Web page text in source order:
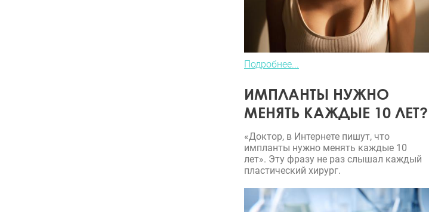
Подробнее...
ИМПЛАНТЫ НУЖНО
МЕНЯТЬ КАЖДЫЕ 10 ЛЕТ?
«Доктор, в Интернете пишут, что
импланты нужно менять каждые 10
лет». Эту фразу не раз слышал каждый
пластический хирург.